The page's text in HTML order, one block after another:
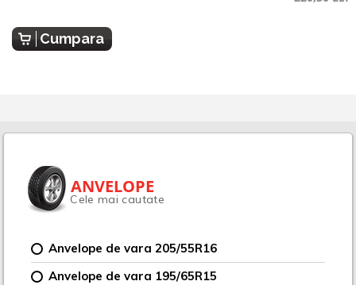
Cumpara
ANVELOPE
Cele mai cautate
Anvelope de vara 205/55R16
Anvelope de vara 195/65R15